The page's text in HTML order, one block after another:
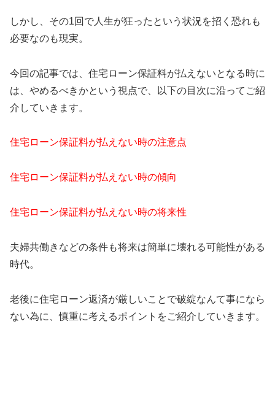
しかし、その1回で人生が狂ったという状況を招く恐れも
必要なのも現実。
今回の記事では、住宅ローン保証料が払えないとなる時に
は、やめるべきかという視点で、以下の目次に沿ってご紹
介していきます。
住宅ローン保証料が払えない時の注意点
住宅ローン保証料が払えない時の傾向
住宅ローン保証料が払えない時の将来性
夫婦共働きなどの条件も将来は簡単に壊れる可能性がある
時代。
老後に住宅ローン返済が厳しいことで破綻なんて事になら
ない為に、慎重に考えるポイントをご紹介していきます。